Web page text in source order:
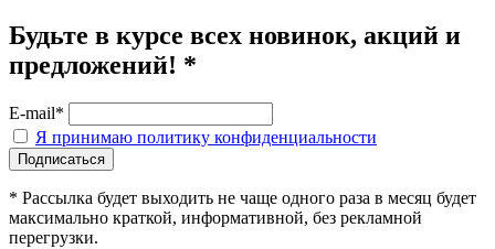
Будьте в курсе всех новинок, акций и
предложений! *
E-mail*
Я принимаю политику конфиденциальности
* Рассылка будет выходить не чаще одного раза в месяц будет
максимально краткой, информативной, без рекламной
перегрузки.